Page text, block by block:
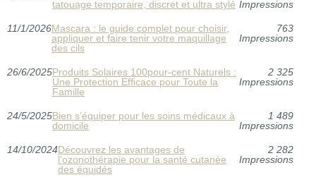
tatouage temporaire, discret et ultra stylé Impressions
11/1/2026Mascara : le guide complet pour choisir,
appliquer et faire tenir votre maquillage
des cils
763
Impressions
26/6/2025Produits Solaires 100pour-cent Naturels :
Une Protection Efficace pour Toute la
Famille
2 325
Impressions
24/5/2025Bien s’équiper pour les soins médicaux à
domicile
1 489
Impressions
14/10/2024Découvrez les avantages de
l'ozonothérapie pour la santé cutanée
des équidés
2 282
Impressions